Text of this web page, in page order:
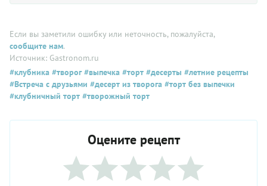
Если вы заметили ошибку или неточность, пожалуйста,
сообщите нам.
Источник: Gastronom.ru
#клубника #творог#выпечка #торт #десерты #летние рецепты
#Встреча с друзьями #десерт из творога #торт без выпечки
#клубничный торт #творожный торт
Оцените рецепт